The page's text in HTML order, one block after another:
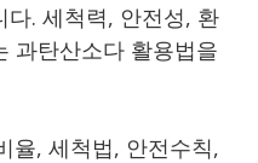
. 세척력, 안전성, 환
과탄산소다 활용법을
율, 세척법, 안전수칙,